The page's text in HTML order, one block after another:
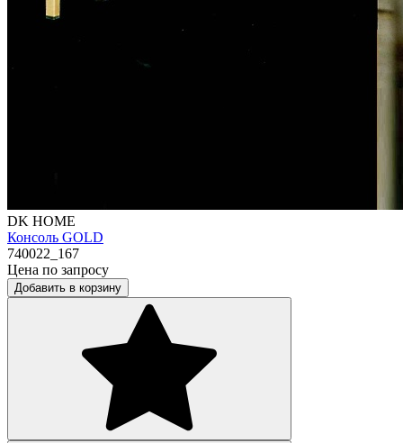
DK HOME
Консоль GOLD
740022_167
Цена по запросу
Добавить в корзину